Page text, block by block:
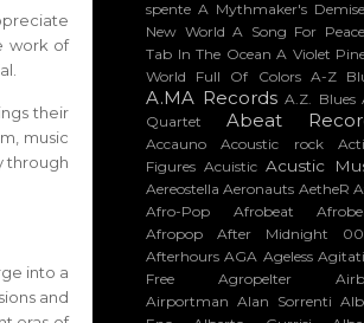
work of
their
music
through
into a
and
spente A Mythmaker's Demise
New World A Song For Peace
Tab In The Ocean A Violet
World Full Of Colors A-Z
A.MA Records A.Z. Blues
Quartet
Abeat
Accauno Acoustic rock
Figures Acuistic Acustic
Aereostella Aeronauts AetheR
Afro-Pop
Afrobeat
Afropop
After Midnight
Afterhours AGA Ageless
Free
Agropelter
Airportman Alan Sorrenti